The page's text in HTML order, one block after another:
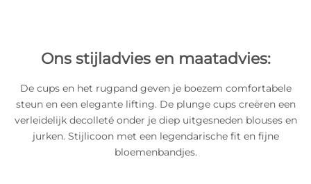
Ons stijladvies en maatadvies:
De cups en het rugpand geven je boezem comfortabele
steun en een elegante lifting. De plunge cups creëren een
verleidelijk decolleté onder je diep uitgesneden blouses en
jurken. Stijlicoon met een legendarische fit en fijne
bloemenbandjes.